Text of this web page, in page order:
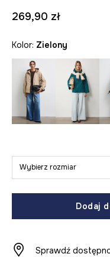
269,90 zł
Kolor: zielony
Wybierz rozmiar
Dodaj
Sprawdź